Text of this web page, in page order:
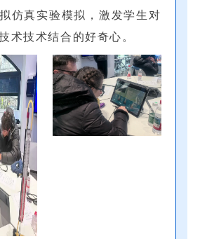
仿真实验模拟，激发学生对
术技术结合的好奇心。